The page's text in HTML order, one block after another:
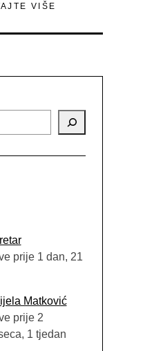
VIŠE
prije 1 dan, 21
Matković
prije 2
1 tjedan